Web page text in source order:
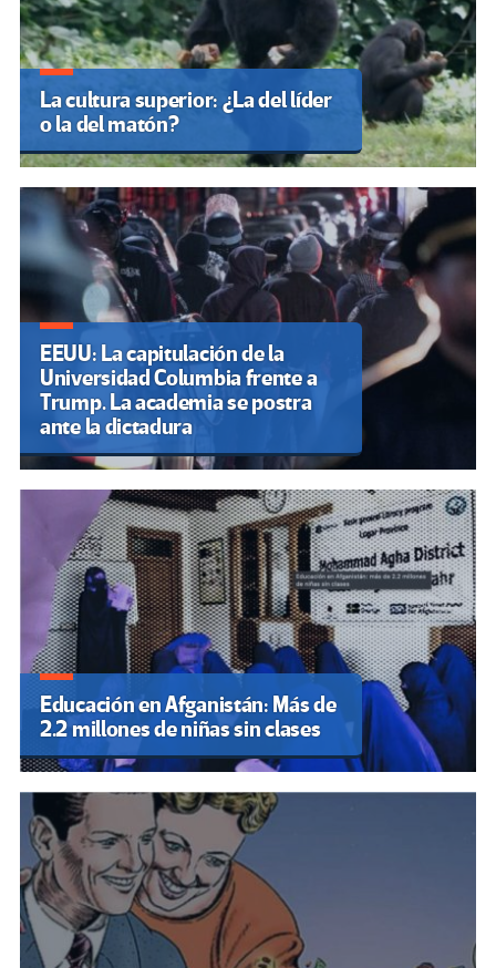
La cultura superior: ¿La del líder
o la del matón?
EEUU: La capitulación de la
Universidad Columbia frente a
Trump. La academia se postra
ante la dictadura
Educación en Afganistán: Más de
2.2 millones de niñas sin clases